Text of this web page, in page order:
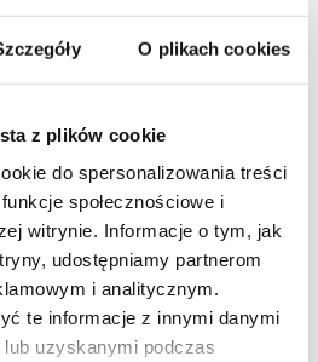
O plikach cookies
z plików cookie
do spersonalizowania treści
społecznościowe i
witrynie. Informacje o tym, jak
udostępniamy partnerom
i analitycznym.
te informacje z innymi danymi
uzyskanymi podczas
Protezy stawu skokowego
DFO/PFO, moderatorzy:
Cholewiński
– Proksimal fibular
– Dyssekcja anatomiczna –
Urszula Zdanowicz,
– Techniki szycia łąkotki